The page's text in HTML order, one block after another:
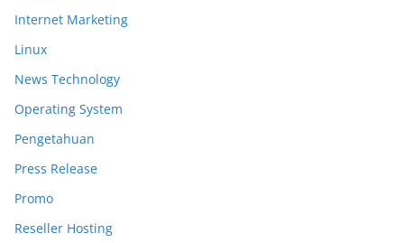
Internet Marketing
Linux
News Technology
Operating System
Pengetahuan
Press Release
Promo
Reseller Hosting